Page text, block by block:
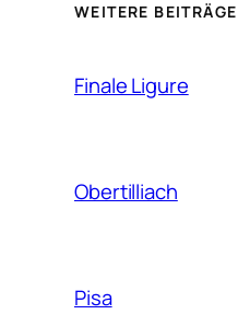
WEITERE BEITRÄGE
Finale Ligure
Obertilliach
Pisa